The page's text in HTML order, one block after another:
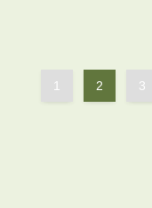
1 2 3